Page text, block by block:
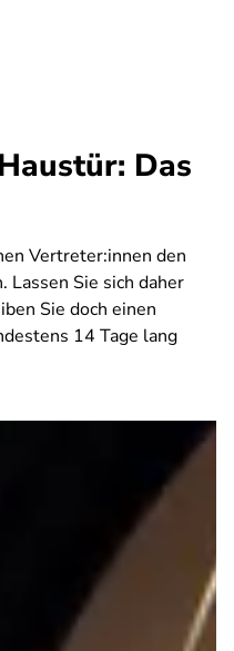
Das
Vertreter:innen den
Lassen Sie sich daher
Sie doch einen
14 Tage lang